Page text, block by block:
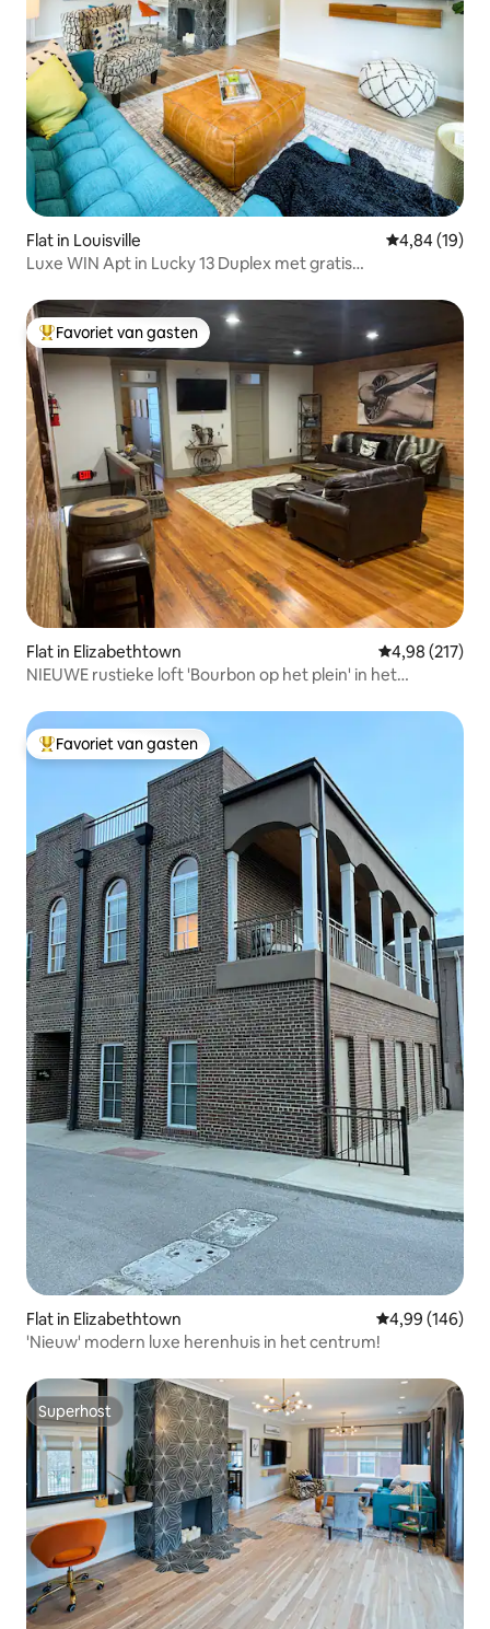
Flat in Louisville Gemiddelde
4,84 (19)
Luxe WIN Apt in Lucky 13 Duplex met gratis
Topfavoriet van gasten
Favoriet van gasten
Flat in Elizabethtown Gemiddelde
4,98 (217)
NIEUWE rustieke loft 'Bourbon op het plein' in het
Topfavoriet van gasten
Favoriet van gasten
Flat in Elizabethtown Gemiddelde
4,99 (146)
'Nieuw' modern luxe herenhuis in het centrum!
Superhost
Superhost